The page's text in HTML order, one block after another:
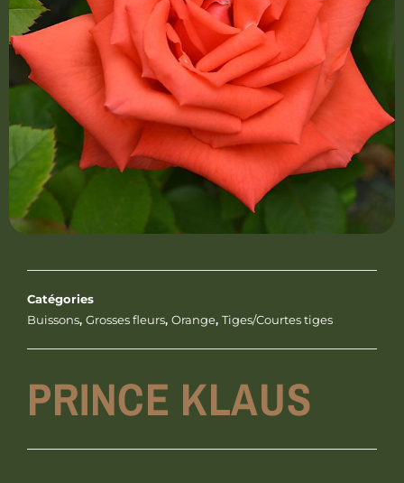
Catégories
Buissons, Grosses fleurs, Orange, Tiges/Courtes tiges
PRINCE KLAUS